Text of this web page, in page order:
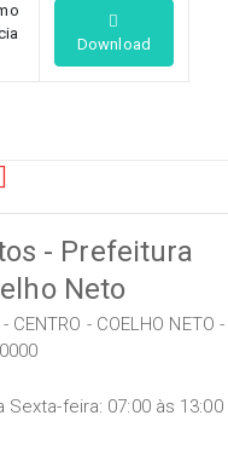
Download
- Prefeitura
Neto
- COELHO NETO -
feira: 07:00 às 13:00